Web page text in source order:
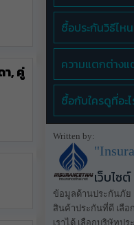
, คู่
ซื้อประกันวิธีไหน
ความแตกต่างแ
ซื้อกับใครดูที่อะ
Written by:
เว็บไซ
ข้อมูลด้านประกันภัย
สินค้าประกันที่ดี เลื
เราได้ เลือกบริษัทป